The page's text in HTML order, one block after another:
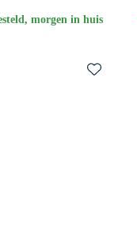
morgen in huis